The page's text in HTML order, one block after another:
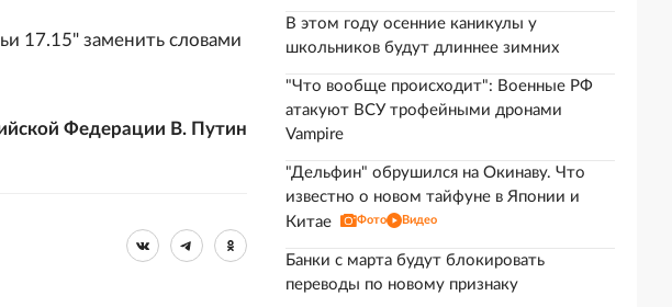
17.15" заменить словами
Федерации В. Путин
В этом году осенние каникулы у
школьников будут длиннее зимних
"Что вообще происходит": Военные РФ
атакуют ВСУ трофейными дронами
Vampire
"Дельфин" обрушился на Окинаву. Что
известно о новом тайфуне в Японии и
Китае
Фото Видео
Банки с марта будут блокировать
переводы по новому признаку